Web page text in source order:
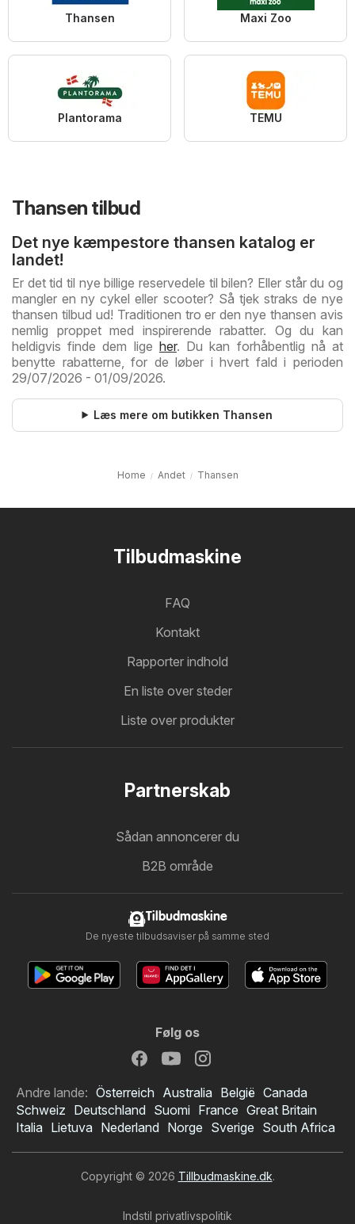
Thansen Maxi Zoo
Plantorama TEMU
Thansen tilbud
Det nye kæmpestore thansen katalog er
landet!
Er det tid til nye billige reservedele til bilen? Eller står du og
mangler en ny cykel eller scooter? Så tjek straks de nye
thansen tilbud ud! Traditionen tro er den nye thansen avis
nemlig proppet med inspirerende rabatter. Og du kan
heldigvis finde dem lige her. Du kan forhåbentlig nå at
benytte rabatterne, for de løber i hvert fald i perioden
29/07/2026 - 01/09/2026.
Læs mere om butikken Thansen
Home Andet Thansen
Tilbudmaskine
FAQ
Kontakt
Rapporter indhold
En liste over steder
Liste over produkter
Partnerskab
Sådan annoncerer du
B2B område
Tilbudmaskine
De nyeste tilbudsaviser på samme sted
Følg os
Andre lande: Österreich Australia België Canada
Schweiz Deutschland Suomi France Great Britain
Italia Lietuva Nederland Norge Sverige South Africa
Copyright © 2026 Tillbudmaskine.dk.
Indstil privatlivspolitik